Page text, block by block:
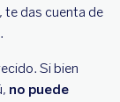
te das cuenta de
Si bien
no puede